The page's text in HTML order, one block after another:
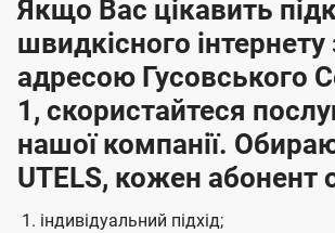
Якщо Вас цікавить
швидкісного інтернету
адресою Гусовського
1, скористайтеся
нашої компанії.
UTELS, кожен абонент
індивідуальний підхід;